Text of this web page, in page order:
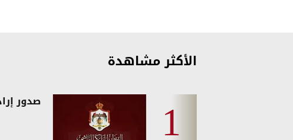
الأكثر مشاهدة
صدور